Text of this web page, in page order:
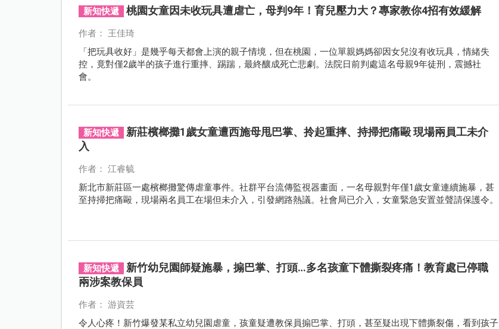
新知快遞 桃園女童因未收玩具遭虐亡，母判9年！育兒壓力大？專家教你4招有效緩解
作者： 王佳琦
「把玩具收好」是幾乎每天都會上演的親子情境，但在桃園，一位單親媽媽卻因女兒沒有收玩具，情緒失
控，竟對僅2歲半的孩子進行重摔、踢踹，最終釀成死亡悲劇。法院日前判處這名母親9年徒刑，震撼社
會。
新知快遞
新莊檳榔攤1歲女童遭西施母甩巴掌、拎起重摔、持掃把痛毆 現場兩員工未介
入
作者： 江睿毓
新北市新莊區一處檳榔攤驚傳虐童事件。社群平台流傳監視器畫面，一名母親對年僅1歲女童連續施暴，甚
至持掃把痛毆，現場兩名員工在場但未介入，引發網路熱議。社會局已介入，女童緊急安置並聲請保護令。
新知快遞
新竹幼兒園師疑施暴，搧巴掌、打頭…多名孩童下體撕裂疼痛！教育處已停職
兩涉案教保員
作者： 游資芸
令人心疼！新竹爆發某私立幼兒園虐童，孩童疑遭教保員搧巴掌、打頭，甚至疑出現下體撕裂傷，看到孩子